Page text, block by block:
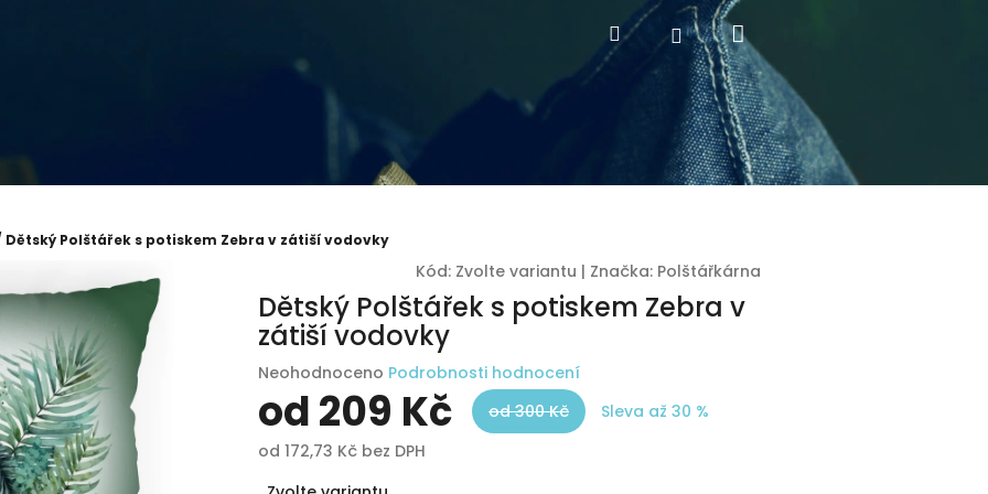
HledatPřihlášeníNákupní
košík
Dětský Polštářek s potiskem Zebra v zátiší vodovky
Kód: Zvolte variantu | Značka: Polštářkárna
Dětský Polštářek s potiskem Zebra v
zátiší vodovky
Průměrné
hodnocení
produktu
0,0
Neohodnoceno Podrobnosti hodnocení
od209 Kč od 300 Kč
Sleva až 30 %
od 172,73 Kč bez DPH